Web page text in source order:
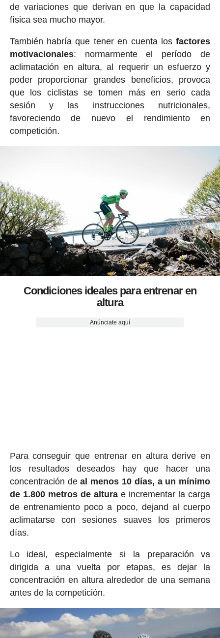
de variaciones que derivan en que la capacidad
física sea mucho mayor.
También habría que tener en cuenta losfactores
motivacionales: normarmente el período de
aclimatación en altura, al requerir un esfuerzo y
poder proporcionar grandes beneficios, provoca
que los ciclistas se tomen más en serio cada
sesión y las instrucciones nutricionales,
favoreciendo de nuevo el rendimiento en
competición.
Condiciones ideales para entrenar en
altura
Anúnciate aquí
Para conseguir que entrenar en altura derive en
los resultados deseados hay que hacer una
concentración deal menos 10 días, a un mínimo
de 1.800 metros de alturae incrementar la carga
de entrenamiento poco a poco, dejand al cuerpo
aclimatarse con sesiones suaves los primeros
días.
Lo ideal, especialmente si la preparación va
dirigida a una vuelta por etapas, es dejar la
concentración en altura alrededor de una semana
antes de la competición.